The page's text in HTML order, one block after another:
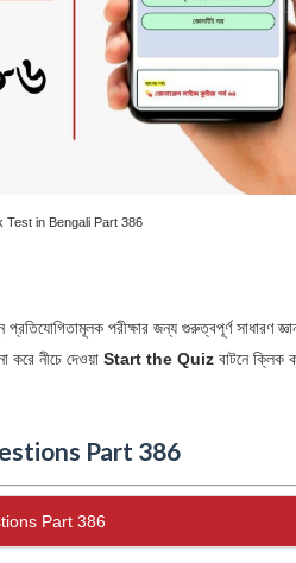
Test in Bengali Part 386
পরীক্ষার জন্য গুরুত্বপূর্ণ সাধারণ
নীচে দেওয়া Start the Quiz বাটনে ক্লিক
Part 386
Part 386